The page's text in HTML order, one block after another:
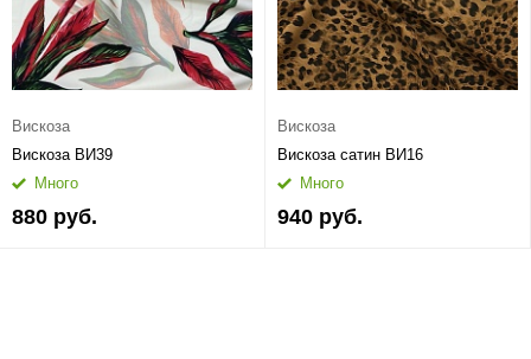
Вискоза
Вискоза ВИ39
Много
880 руб.
Вискоза
Вискоза сатин ВИ16
Много
940 руб.